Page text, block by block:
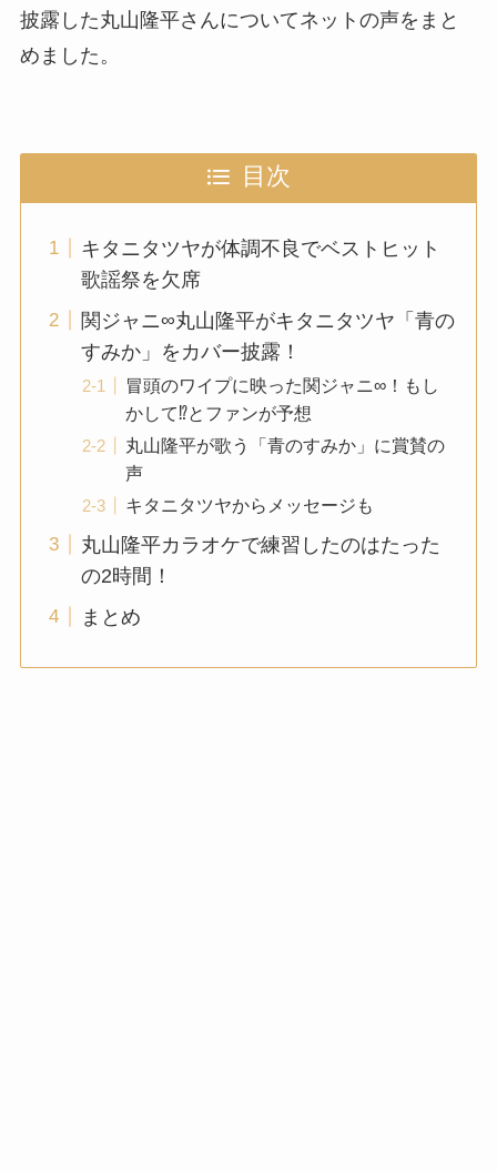
披露した丸山隆平さんについてネットの声をまと
めました。
目次
キタニタツヤが体調不良でベストヒット
歌謡祭を欠席
関ジャニ∞丸山隆平がキタニタツヤ「青の
すみか」をカバー披露！
冒頭のワイプに映った関ジャニ∞！もし
かして⁉︎とファンが予想
丸山隆平が歌う「青のすみか」に賞賛の
声
キタニタツヤからメッセージも
丸山隆平カラオケで練習したのはたった
の2時間！
まとめ